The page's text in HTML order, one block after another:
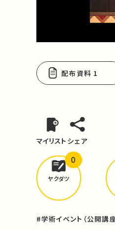
配布資料 1
マイリスト シェア
どんな
ヤクダツ
0
#学術イベント（公開講